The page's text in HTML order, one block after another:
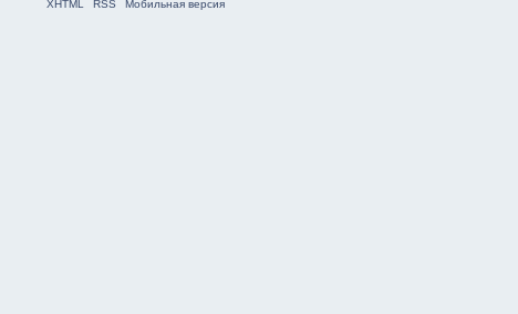
XHTML
RSS Мобильная версия